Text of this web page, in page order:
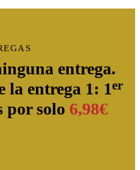
entrega.
la entrega 1: 1er
por solo 6,98€